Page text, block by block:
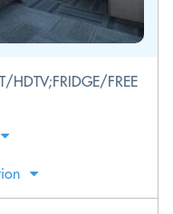
HDTV;FRIDGE/FREE